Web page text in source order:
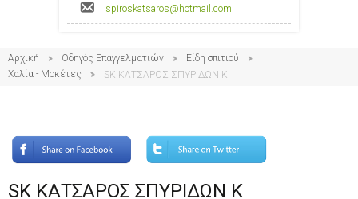
spiroskatsaros@hotmail.com
Αρχική Οδηγός Επαγγελματιών
Είδη σπιτιού
Χαλία - Μοκέτες
SK ΚΑΤΣΑΡΟΣ ΣΠΥΡΙΔΩΝ Κ
SK ΚΑΤΣΑΡΟΣ ΣΠΥΡΙΔΩΝ Κ